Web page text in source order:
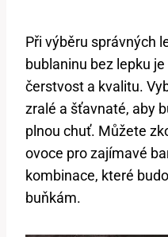
Při výběru správných
bublaninu bez lepku
čerstvost a kvalitu.
zralé a šťavnaté, aby
plnou chuť. Můžete
ovoce pro zajímavé
kombinace, které
buňkám.